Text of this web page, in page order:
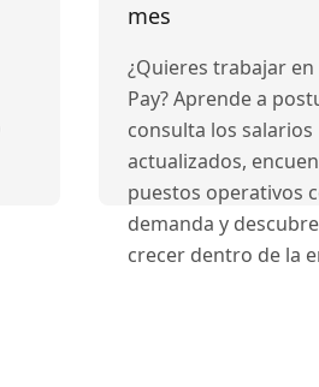
mes
¿Quieres trabajar en
Pay? Aprende a
consulta los salarios
actualizados,
puestos operativos
demanda y
crecer dentro de la